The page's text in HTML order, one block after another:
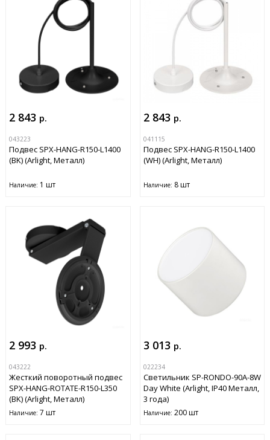
2 843 р.
043223
Подвес SPX-HANG-R150-L1400
(BK) (Arlight, Металл)
Наличие: 1 шт
2 843 р.
041115
Подвес SPX-HANG-R150-L1400
(WH) (Arlight, Металл)
Наличие: 8 шт
2 993 р.
043222
Жесткий поворотный подвес
SPX-HANG-ROTATE-R150-L350
(BK) (Arlight, Металл)
Наличие: 7 шт
3 013 р.
022234
Светильник SP-RONDO-90A-8W
Day White (Arlight, IP40 Металл,
3 года)
Наличие: 200 шт